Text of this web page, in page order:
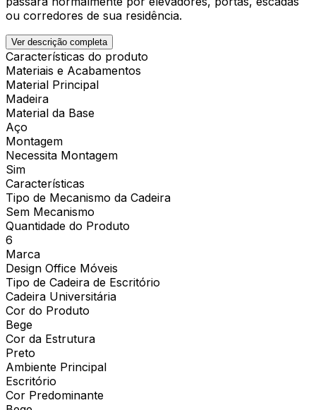
ou corredores de sua residência.
Ver descrição completa
Características do produto
Materiais e Acabamentos
Material Principal
Madeira
Material da Base
Aço
Montagem
Necessita Montagem
Sim
Características
Tipo de Mecanismo da Cadeira
Sem Mecanismo
Quantidade do Produto
6
Marca
Design Office Móveis
Tipo de Cadeira de Escritório
Cadeira Universitária
Cor do Produto
Bege
Cor da Estrutura
Preto
Ambiente Principal
Escritório
Cor Predominante